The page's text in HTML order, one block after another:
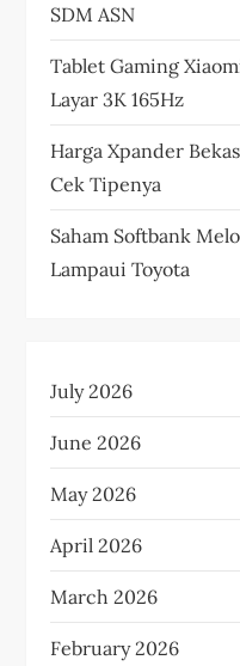
SDM ASN
Tablet Gaming
Layar 3K 165Hz
Harga Xpander
Cek Tipenya
Saham Softbank
Lampaui Toyota
July 2026
June 2026
May 2026
April 2026
March 2026
February 2026